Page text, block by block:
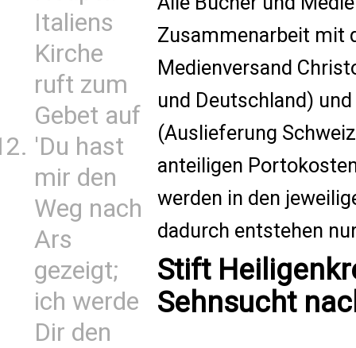
Italiens
Kirche
ruft zum
Gebet auf
'Du hast
mir den
Weg nach
Ars
gezeigt;
ich werde
Dir den
Zusammenarbeit mit
Medienversand
und Deutschland)
(Auslieferung
anteiligen
werden in den
dadurch entstehen
Stift
Sehnsucht